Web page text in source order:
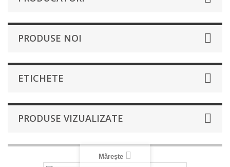
PRODUSE NOI
ETICHETE
PRODUSE VIZUALIZATE
Mărește